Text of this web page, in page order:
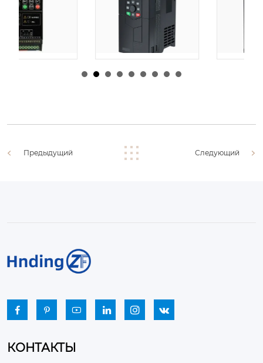
由admin
30 1 月,
2026
由admin
29 1 月,
Предыдущий Следующий
     
КОНТАКТЫ